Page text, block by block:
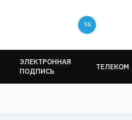
ЭЛЕКТРОННАЯ
ПОДПИСЬ
ТЕЛЕКОМ